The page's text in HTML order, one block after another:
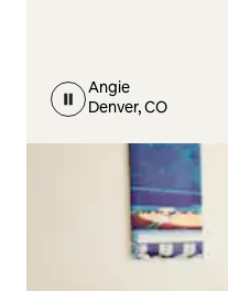
Angie
Denver, CO